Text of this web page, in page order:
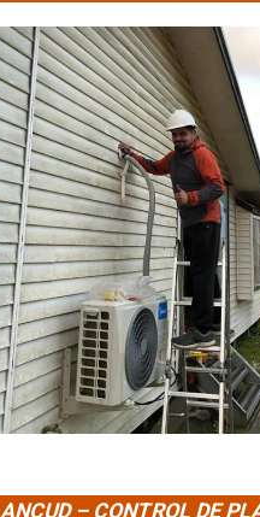
ANCUD – CONTROL DE